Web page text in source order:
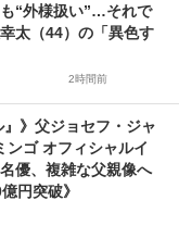
“外様扱い”…それで
太（44）の「異色す
2時間前
》父ジョセフ・ジャ
ンゴ オフィシャルイ
優、複雑な父親像へ
円突破》